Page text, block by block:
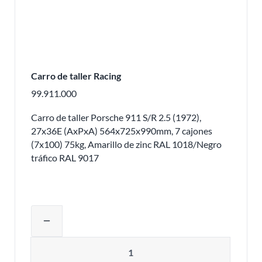
Carro de taller Racing
99.911.000
Carro de taller Porsche 911 S/R 2.5 (1972),
27x36E (AxPxA) 564x725x990mm, 7 cajones
(7x100) 75kg, Amarillo de zinc RAL 1018/Negro
tráfico RAL 9017
remove